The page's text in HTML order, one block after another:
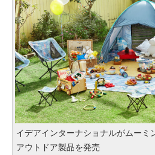
イデアインターナショナルがムーミ
アウトドア製品を発売